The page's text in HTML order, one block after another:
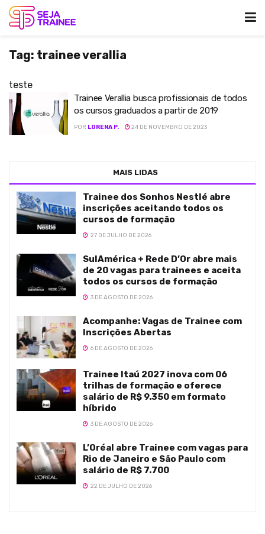
Tag: trainee verallia
teste
Trainee Verallia busca profissionais de todos
os cursos graduados a partir de 2019
POR LORENA P. 24 DE NOVEMBRO DE 2023
MAIS LIDAS
Trainee dos Sonhos Nestlé abre
inscrições aceitando todos os
cursos de formação
27 DE JULHO DE 2026
SulAmérica + Rede D’Or abre mais
de 20 vagas para trainees e aceita
todos os cursos de formação
3 DE AGOSTO DE 2026
Acompanhe: Vagas de Trainee com
Inscrições Abertas
6 DE AGOSTO DE 2026
Trainee Itaú 2027 inova com 06
trilhas de formação e oferece
salário de R$ 9.350 em formato
híbrido
3 DE AGOSTO DE 2026
L’Oréal abre Trainee com vagas para
Rio de Janeiro e São Paulo com
salário de R$ 7.700
22 DE JULHO DE 2026